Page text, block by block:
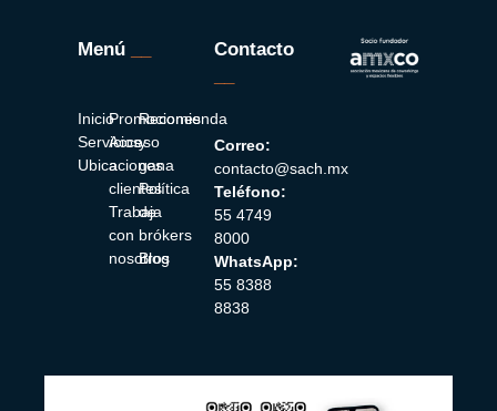
Menú
Inicio
Servicios
Ubicaciones
Promociones
Acceso
a
clientes
Trabaja
con
nosotros
Recomienda
y
gana
Política
de
brókers
Blog
Contacto
Correo:
contacto@sach.mx
Teléfono:
55 4749
8000
WhatsApp:
55 8388
8838